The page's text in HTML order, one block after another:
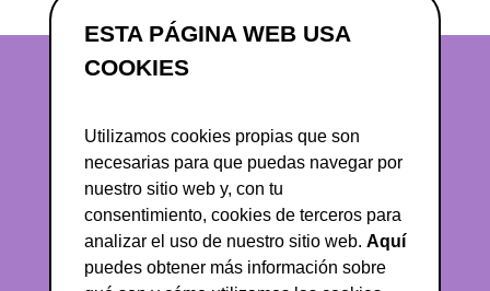
ESTA PÁGINA WEB USA
COOKIES
Utilizamos cookies propias que son
necesarias para que puedas navegar por
nuestro sitio web y, con tu
consentimiento, cookies de terceros para
analizar el uso de nuestro sitio web. Aquí
puedes obtener más información sobre
abuxo@asociacioncex.org